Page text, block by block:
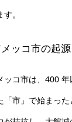
。
ッコ市の起源
ッコ市は、400
「市」で始まっ